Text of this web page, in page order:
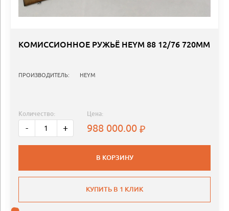
КОМИССИОННОЕ РУЖЬЁ HEYM 88 12/76 720ММ
ПРОИЗВОДИТЕЛЬ: HEYM
Количество:
- +
Цена:
988 000.00
В КОРЗИНУ
КУПИТЬ В 1 КЛИК